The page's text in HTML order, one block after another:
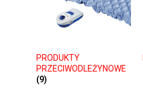
PRODUKTY
PRZECIWODLEŻYNOWE
(9)